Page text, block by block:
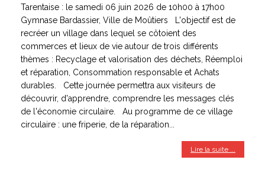
Tarentaise : le samedi 06 juin 2026 de 10h00 à 17h00
Gymnase Bardassier, Ville de Moûtiers L'objectif est de
recréer un village dans lequel se côtoient des
commerces et lieux de vie autour de trois différents
thèmes : Recyclage et valorisation des déchets, Réemploi
et réparation, Consommation responsable et Achats
durables. Cette journée permettra aux visiteurs de
découvrir, d'apprendre, comprendre les messages clés
de l'économie circulaire. Au programme de ce village
circulaire : une friperie, de la réparation...
Lire la suite ...